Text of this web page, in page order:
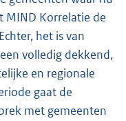
MIND Korrelatie de
het is van
volledig dekkend,
en regionale
gaat de
met gemeenten